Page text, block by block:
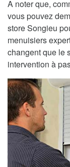
A noter que,
vous pouvez
store Songieu
menuisiers
changent que le
intervention à